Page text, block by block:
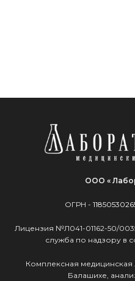
ООО «
ОГРН -
Лицензия №Л041-01162-50/
служба по надзору в
Комплексная медицинская
Балашихе,